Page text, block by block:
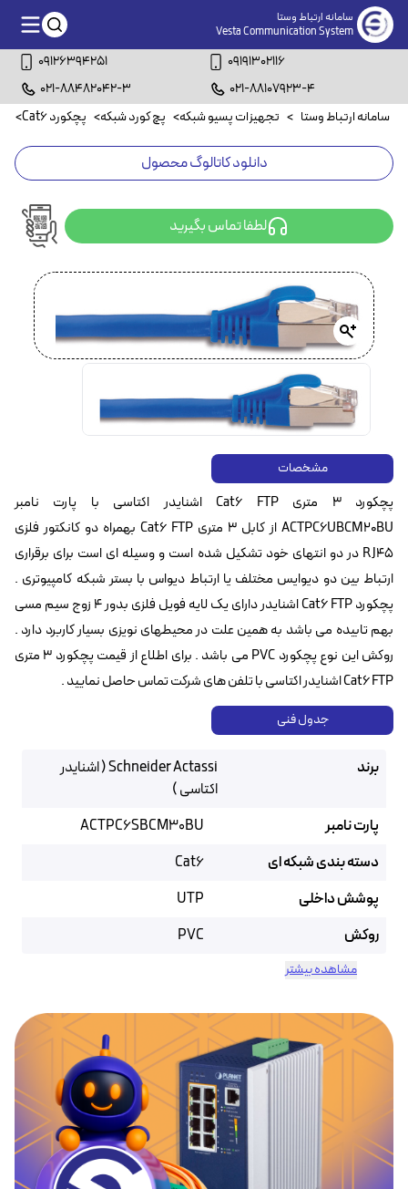
سامانه ارتباط وستا
Vesta Communication System
09126394251
09191302116
021-88482042-3
021-88107923-4
سامانه ارتباط وستا > تجهیزات پسیو شبکه> پچ کورد شبکه> پچکورد Cat6 >
دانلود کاتالوگ محصول
لطفا تماس بگیرید
مشخصات
پچکورد ۳ متری Cat6 FTP اشنایدر اکتاسی با پارت نامبر
ACTPC6UBCM20BU از کابل ۳ متری Cat6 FTP بهمراه دو کانکتور فلزی
RJ45 در دو انتهای خود تشکیل شده است و وسیله ای است برای برقراری
ارتباط بین دو دیوایس مختلف یا ارتباط دیواس با بستر شبکه کامپیوتری .
پچکورد Cat6 FTP‌ اشنایدر دارای یک لایه فویل فلزی بدور ۴ زوج سیم مسی
بهم تابیده می باشد به همین علت در محیطهای نویزی بسیار کاربرد دارد .
روکش این نوع پچکورد PVC می باشد . برای اطلاع از قیمت پچکورد 3 متری
Cat6 FTP اشنایدر اکتاسی با تلفن های شرکت تماس حاصل نمایید .
جدول فنی
برند
Schneider Actassi ( اشنایدر
اکتاسی )
پارت نامبر
ACTPC6SBCM30BU
دسته بندی شبکه ای
Cat6
پوشش داخلی
UTP
روکش
PVC
مشاهده بیشتر